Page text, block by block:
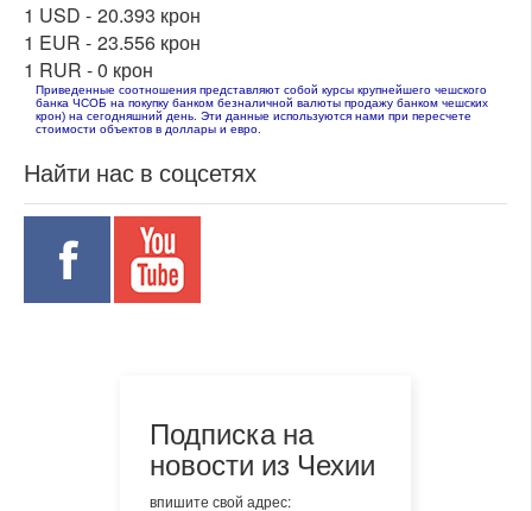
1 USD - 20.393 крон
1 EUR - 23.556 крон
1 RUR -0 крон
Приведенные соотношения представляют собой курсы крупнейшего чешского
банка ЧСОБ на покупку банком безналичной валюты продажу банком чешских
крон) на сегодняшний день. Эти данные используются нами при пересчете
стоимости объектов в доллары и евро.
Найти нас в соцсетях
Подписка на
новости из Чехии
впишите свой адрес: